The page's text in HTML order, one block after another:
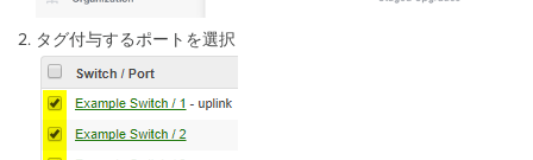
タグ付与するポートを選択